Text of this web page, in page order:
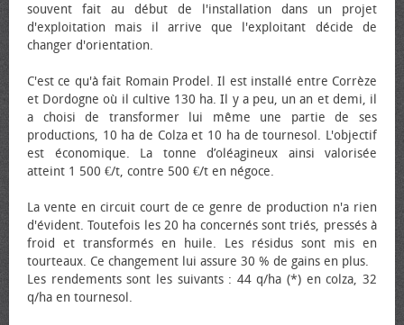
souvent fait au début de l'installation dans un projet
d'exploitation mais il arrive que l'exploitant décide de
changer d'orientation.
C'est ce qu'à fait Romain Prodel. Il est installé entre Corrèze
et Dordogne où il cultive 130 ha. Il y a peu, un an et demi, il
a choisi de transformer lui même une partie de ses
productions, 10 ha de Colza et 10 ha de tournesol. L'objectif
est économique. La tonne d’oléagineux ainsi valorisée
atteint 1 500 €/t, contre 500 €/t en négoce.
La vente en circuit court de ce genre de production n'a rien
d'évident. Toutefois les 20 ha concernés sont triés, pressés à
froid et transformés en huile. Les résidus sont mis en
tourteaux. Ce changement lui assure 30 % de gains en plus.
Les rendements sont les suivants : 44 q/ha (*) en colza, 32
q/ha en tournesol.